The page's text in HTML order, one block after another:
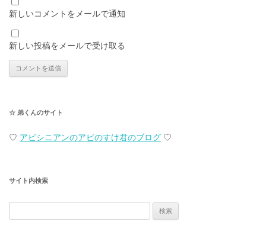
新しいコメントをメールで通知
新しい投稿をメールで受け取る
☆ 弟くんのサイト
♡ アビシニアンのアビのすけ君のブログ ♡
サイト内検索
索: